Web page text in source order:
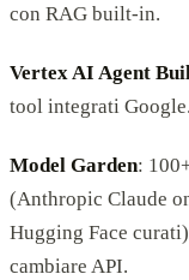
con RAG built-in.
Vertex AI Agent
tool integrati Google.
Model Garden:
(Anthropic Claude
Hugging Face
cambiare API.